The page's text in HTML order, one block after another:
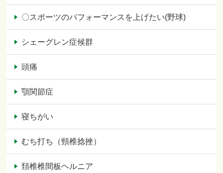
〇スポーツのパフォーマンスを上げたい(野球)
シェーグレン症候群
頭痛
顎関節症
寝ちがい
むち打ち（頸椎捻挫）
頚椎椎間板ヘルニア